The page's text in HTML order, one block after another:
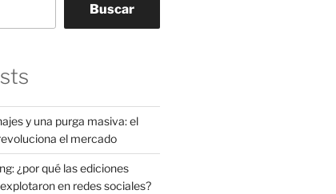
Buscar
y una purga masiva: el
el mercado
¿por qué las ediciones
en redes sociales?